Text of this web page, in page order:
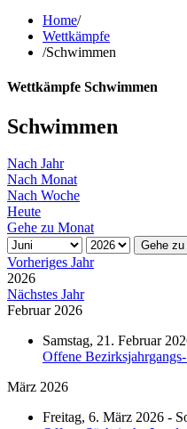
Home/
Wettkämpfe
/Schwimmen
Wettkämpfe Schwimmen
Schwimmen
Nach Jahr
Nach Monat
Nach Woche
Heute
Gehe zu Monat
Gehe
Vorheriges Jahr
2026
Nächstes Jahr
Februar 2026
Samstag, 21. Februar
Offene
März 2026
Freitag, 6. März 2026 -